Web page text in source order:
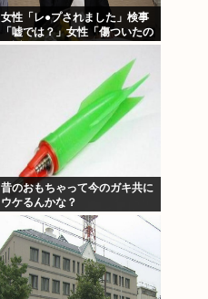
女性「レ●プされました」検事
「嘘では？」女性「傷ついたの
で訴えます」
昔のおもちゃって今のガキ共に
ウケるんかな？